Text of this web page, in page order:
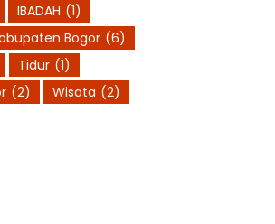
IBADAH (1)
Bogor (6)
Tidur (1)
(2) Wisata (2)